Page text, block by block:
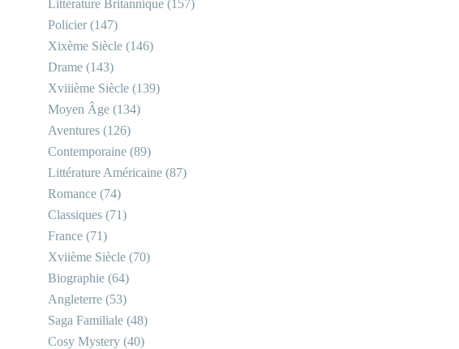
Littérature Britannique (157)
Policier(147)
Xixème Siècle (146)
Drame (143)
Xviiième Siècle (139)
Moyen Âge (134)
Aventures (126)
Contemporaine (89)
Littérature Américaine (87)
Romance (74)
Classiques (71)
France (71)
Xviième Siècle (70)
Biographie (64)
Angleterre (53)
Saga Familiale (48)
Cosy Mystery (40)